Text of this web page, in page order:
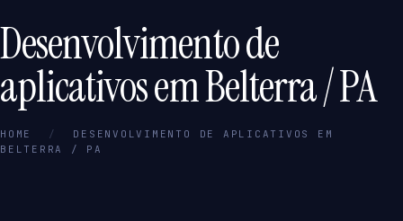
Desenvolvimento de
aplicativos em Belterra / PA
HOME /
DESENVOLVIMENTO DE APLICATIVOS EM
BELTERRA / PA